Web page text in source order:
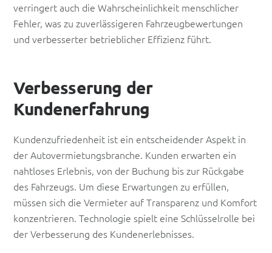
verringert auch die Wahrscheinlichkeit menschlicher
Fehler, was zu zuverlässigeren Fahrzeugbewertungen
und verbesserter betrieblicher Effizienz führt.
Verbesserung der
Kundenerfahrung
Kundenzufriedenheit ist ein entscheidender Aspekt in
der Autovermietungsbranche. Kunden erwarten ein
nahtloses Erlebnis, von der Buchung bis zur Rückgabe
des Fahrzeugs. Um diese Erwartungen zu erfüllen,
müssen sich die Vermieter auf Transparenz und Komfort
konzentrieren. Technologie spielt eine Schlüsselrolle bei
der Verbesserung des Kundenerlebnisses.